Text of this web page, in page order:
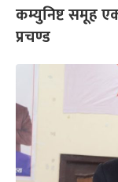
कम्युनिष्ट समूह
प्रचण्ड